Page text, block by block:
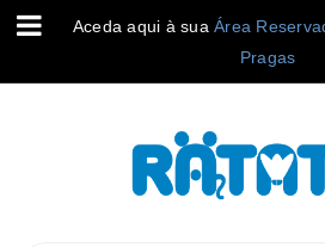
Aceda aqui à sua Área
Pragas